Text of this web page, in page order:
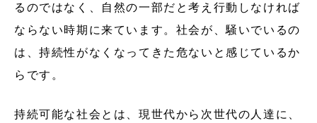
るのではなく、自然の一部だと考え行動しなければ
ならない時期に来ています。社会が、騒いでいるの
は、持続性がなくなってきた危ないと感じているか
らです。
持続可能な社会とは、現世代から次世代の人達に、